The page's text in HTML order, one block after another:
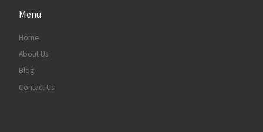
Menu
Home
About Us
Blog
Contact Us